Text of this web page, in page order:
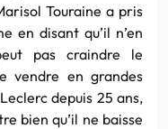
Touraine a pris
en disant qu’il n’en
pas craindre le
vendre en grandes
depuis 25 ans,
bien qu’il ne baisse